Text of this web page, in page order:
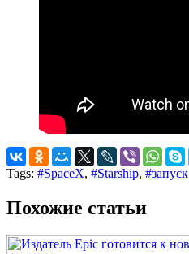
Tags: #SpaceX, #Starship, #запуск
Похожие статьи